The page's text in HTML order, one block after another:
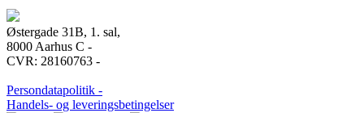
Østergade 31B, 1. sal,
8000 Aarhus C -
CVR: 28160763 -
Persondatapolitik -
Handels- og leveringsbetingelser